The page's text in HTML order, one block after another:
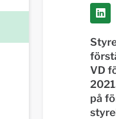
VD
på